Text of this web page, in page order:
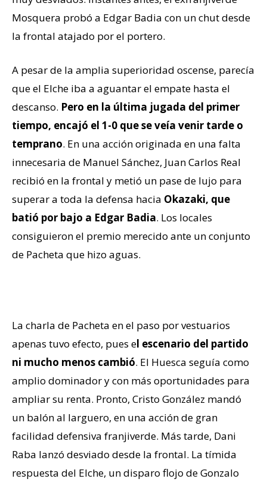
Mosquera probó a Edgar Badia con un chut desde
la frontal atajado por el portero.
A pesar de la amplia superioridad oscense, parecía
que el Elche iba a aguantar el empate hasta el
descanso. Pero en la última jugada del primer
tiempo, encajó el 1-0 que se veía venir tarde o
temprano. En una acción originada en una falta
innecesaria de Manuel Sánchez, Juan Carlos Real
recibió en la frontal y metió un pase de lujo para
superar a toda la defensa hacia Okazaki, que
batió por bajo a Edgar Badia. Los locales
consiguieron el premio merecido ante un conjunto
de Pacheta que hizo aguas.
La charla de Pacheta en el paso por vestuarios
apenas tuvo efecto, pues el escenario del partido
ni mucho menos cambió. El Huesca seguía como
amplio dominador y con más oportunidades para
ampliar su renta. Pronto, Cristo González mandó
un balón al larguero, en una acción de gran
facilidad defensiva franjiverde. Más tarde, Dani
Raba lanzó desviado desde la frontal. La tímida
respuesta del Elche, un disparo flojo de Gonzalo